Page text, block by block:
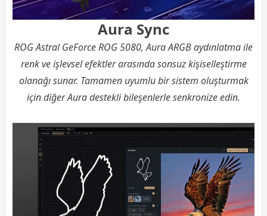
Aura Sync
ROG Astral GeForce ROG 5080, Aura ARGB aydınlatma ile
renk ve işlevsel efektler arasında sonsuz kişiselleştirme
olanağı sunar. Tamamen uyumlu bir sistem oluşturmak
için diğer Aura destekli bileşenlerle senkronize edin.